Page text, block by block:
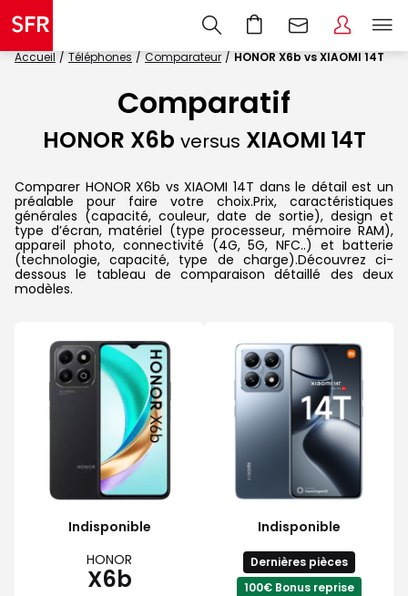
Accueil Téléphones Comparateur HONOR X6b vs XIAOMI 14T
Comparatif
HONOR X6b versus XIAOMI 14T
Comparer HONOR X6b vs XIAOMI 14T dans le détail est un
préalable pour faire votre choix.Prix, caractéristiques
générales (capacité, couleur, date de sortie), design et
type d’écran, matériel (type processeur, mémoire RAM),
appareil photo, connectivité (4G, 5G, NFC..) et batterie
(technologie, capacité, type de charge).Découvrez ci-
dessous le tableau de comparaison détaillé des deux
modèles.
Indisponible
HONOR
X6b
Indisponible
Dernières pièces
100€ Bonus reprise